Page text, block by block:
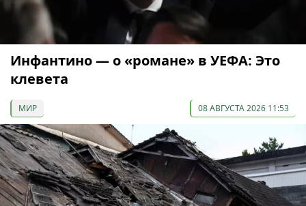
Инфантино — о «романе» в УЕФА: Это
клевета
МИР 08 АВГУСТА 2026 11:53